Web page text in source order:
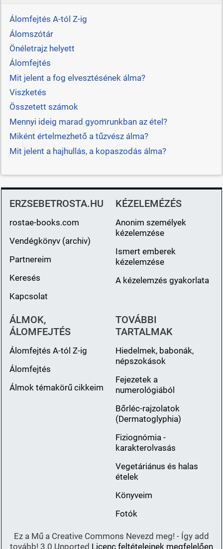
Álomfejtés A-tól Z-ig
Álomszótár
Önéletrajz helyett
Álomfejtés
Mit jelent a fog elvesztésének álma?
Viszketés
Összetett számok
Mennyi ideig marad gyomrunkban az étel?
Miként értelmezhető a tűzvész álma?
Mit jelent a hajhullás, a kopaszodás álma?
ERZSEBETROSTA.HU
rostae-books.com
Vendégkönyv (archiv)
Partnereim
Keresés
Kapcsolat
KÉZELEMÉZÉS
Anonim személyek
kézelemzése
Ismert emberek
kézelemzése
A kézelemzés gyakorlata
ÁLMOK,
ÁLOMFEJTÉS
Álomfejtés A-tól Z-ig
Álomfejtés
Álmok témakörű cikkeim
TOVÁBBI
TARTALMAK
Hiedelmek, babonák,
népszokások
Fejezetek a
numerológiából
Bőrléc-rajzolatok
(Dermatoglyphia)
Fiziognómia -
karakterolvasás
Vegetáriánus és halas
ételek
Könyveim
Fotók
Ez a Mű a Creative Commons Nevezd meg! - Így add
tovább! 3.0 Unported Licenc feltételeinek megfelelően